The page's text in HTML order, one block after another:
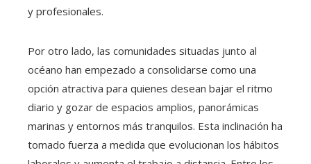
y profesionales.
Por otro lado, las comunidades situadas junto al
océano han empezado a consolidarse como una
opción atractiva para quienes desean bajar el ritmo
diario y gozar de espacios amplios, panorámicas
marinas y entornos más tranquilos. Esta inclinación ha
tomado fuerza a medida que evolucionan los hábitos